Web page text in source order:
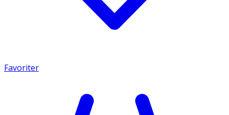
Favoriter